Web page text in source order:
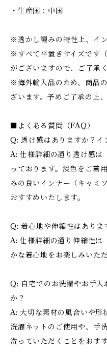
・生産国：中国
※透かし編みの特性上、イ
※すべて平置きサイズです
がございますので、ご了承
※海外輸入品のため、商品
ざいます。予めご了承の上
■よくある質問（FAQ）
Q: 透け感はありますか？イ
A: 仕様詳細の通り透け感は
っております。淡色をご着
みの良いインナー（キャミ
おすすめいたします。
Q: 着心地や伸縮性はありま
A: 仕様詳細の通り伸縮性は
かな着心地をお楽しみいただ
Q: 自宅でのお洗濯やお手
か？
A: 大切な素材の風合いや形
洗濯ネットのご使用や、手
洗っていただくことをおす